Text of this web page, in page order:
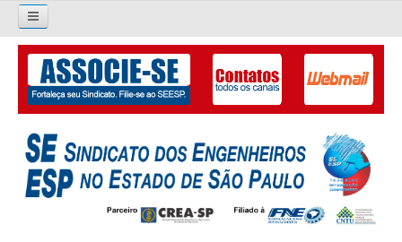
Pesquisar...
O SINDICATO
APRESENTAÇÃO
PALAVRA DO PRESIDENTE